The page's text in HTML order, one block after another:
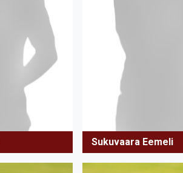
Sukuvaara Eemeli